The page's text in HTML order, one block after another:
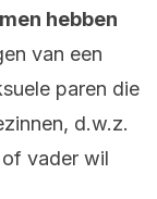
hebben
van een
paren die
d.w.z.
vader wil